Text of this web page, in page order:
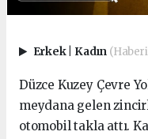
Erkek Kadın
Düzce Kuzey Çevre
meydana gelen
otomobil takla attı.